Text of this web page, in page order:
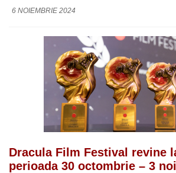
6 NOIEMBRIE 2024
Dracula Film Festival revine
perioada 30 octombrie – 3